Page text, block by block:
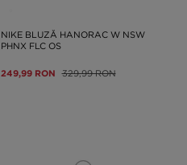
NIKE BLUZĂ HANORAC W NSW
PHNX FLC OS
249,99 RON 329,99 RON